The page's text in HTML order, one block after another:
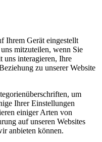
Ihrem Gerät eingestellt
mitzuteilen, wenn Sie
uns interagieren, Ihre
zu unserer Website
um
Ihrer Einstellungen
einiger Arten von
auf unseren Websites
anbieten können.